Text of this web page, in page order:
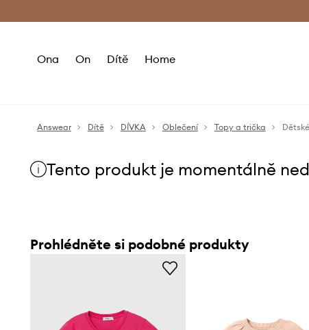
Doručení a
Ona On Dítě Home
Answear Dítě DÍVKA Oblečení Topy a trička
Tento produkt je momentálně
Prohlédněte si podobné produkty